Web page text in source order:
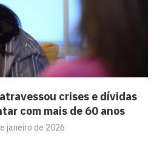
crises e dívidas
com mais de 60 anos
janeiro de 2026